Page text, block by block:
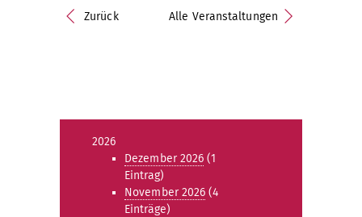
Zurück Alle Veranstaltungen
2026
Dezember 2026 (1
Eintrag)
November 2026 (4
Einträge)